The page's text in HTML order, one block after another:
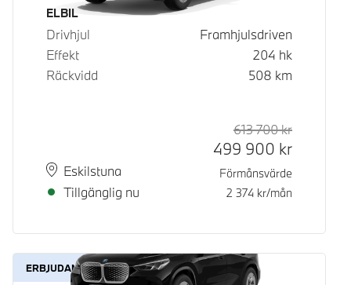
Bränsle
ELBIL
Drivhjul
Framhjulsdriven
Effekt
204 hk
Räckvidd
508 km
PlatsEskilstuna
Leveranstid
Tillgänglig nu
Rek. ord
613 700kr
499 900 kr
Förmånsvärde
2 374 kr/mån
ERBJUDANDE